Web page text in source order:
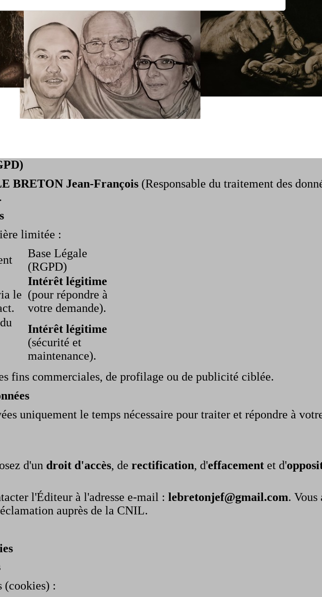
BRETON Jean-François (Responsable du traitement des
limitée :
Base Légale
(RGPD)
le
Intérêt légitime
(pour répondre à
votre demande).
Intérêt légitime
(sécurité et
maintenance).
fins commerciales, de profilage ou de publicité ciblée.
uniquement le temps nécessaire pour traiter et répondre à
d'un droit d'accès, de rectification, d'effacement et d'
l'Éditeur à l'adresse e-mail : lebretonjef@gmail.com. Vous
auprès de la CNIL.
(cookies) :